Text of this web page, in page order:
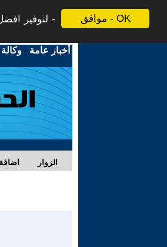
موافق - OK
لتوفير
أخبار عامة -وكالة
الزوار